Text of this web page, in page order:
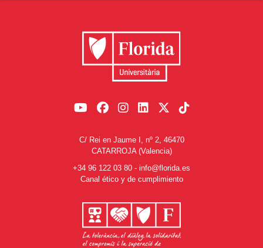
C/ Rei en Jaume I, nº 2, 46470
CATARROJA (Valencia)
+34 96 122 03 80 - info@florida.es
Canal ético y de cumplimiento